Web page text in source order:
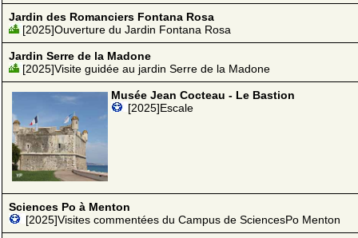
Jardin des Romanciers Fontana Rosa
[2025]Ouverture du Jardin Fontana Rosa
Jardin Serre de la Madone
[2025]Visite guidée au jardin Serre de la Madone
Musée Jean Cocteau - Le Bastion
[2025]Escale
Sciences Po à Menton
[2025]Visites commentées du Campus de SciencesPo Menton